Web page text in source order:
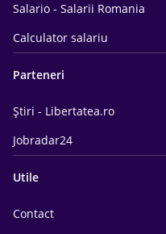
Salario - Salarii Romania
Calculator salariu
Parteneri
Știri - Libertatea.ro
Jobradar24
Utile
Contact